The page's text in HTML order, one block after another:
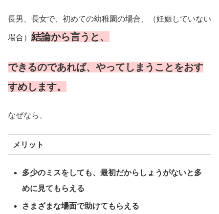
長男、長女で、初めての幼稚園の場合、（妊娠していない
場合） 結論から言うと、
できるのであれば、やってしまうことをおす
すめします。
なぜなら、
メリット
多少のミスをしても、最初だからしょうがないと多
めに見てもらえる
さまざまな場面で助けてもらえる